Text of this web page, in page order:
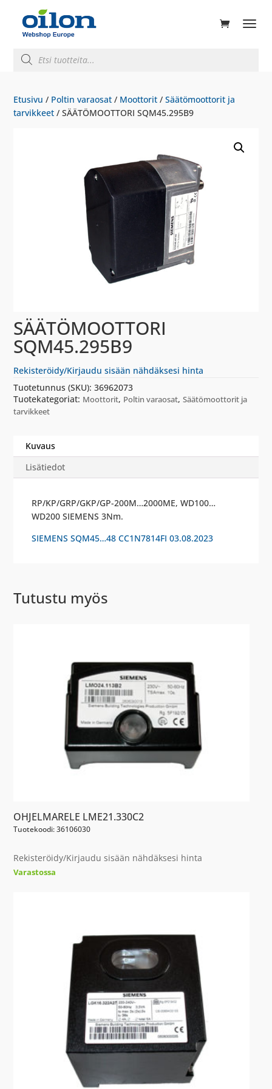
search
Etusivu / Poltin varaosat / Moottorit /Säätömoottorit ja
tarvikkeet / SÄÄTÖMOOTTORI SQM45.295B9
SÄÄTÖMOOTTORI
SQM45.295B9
Rekisteröidy/Kirjaudu sisään nähdäksesi hinta
Tuotetunnus (SKU):36962073
Tuotekategoriat: Moottorit, Poltin varaosat,Säätömoottorit ja
tarvikkeet
Kuvaus
Lisätiedot
RP/KP/GRP/GKP/GP-200M…2000ME, WD100…
WD200 SIEMENS 3Nm.
SIEMENS SQM45…48 CC1N7814FI 03.08.2023
Tutustu myös
OHJELMARELE LME21.330C2
Tuotekoodi: 36106030
Rekisteröidy/Kirjaudu sisään nähdäksesi hinta
Varastossa